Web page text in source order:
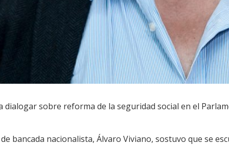
dialogar sobre reforma de la seguridad social en el
bancada nacionalista, Álvaro Viviano, sostuvo que se